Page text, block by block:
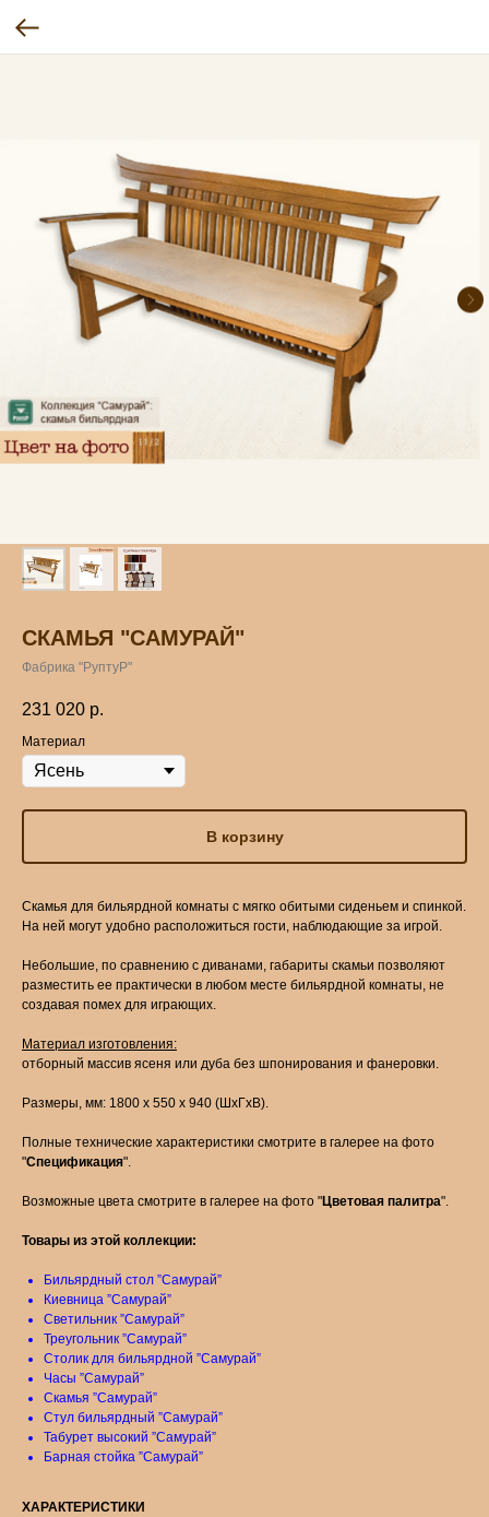
СКАМЬЯ "САМУРАЙ"
Фабрика "РуптуР"
231 020 р.
Материал
В корзину
Скамья для бильярдной комнаты с мягко обитыми сиденьем и спинкой.
На ней могут удобно расположиться гости, наблюдающие за игрой.
Небольшие, по сравнению с диванами, габариты скамьи позволяют
разместить ее практически в любом месте бильярдной комнаты, не
создавая помех для играющих.
Материал изготовления:
отборный массив ясеня или дуба без шпонирования и фанеровки.
Размеры, мм: 1800 х 550 х 940 (ШхГхВ).
Полные технические характеристики смотрите в галерее на фото
"Спецификация".
Возможные цвета смотрите в галерее на фото "Цветовая палитра".
Товары из этой коллекции:
Бильярдный стол ”Самурай”
Киевница ”Самурай”
Светильник ”Самурай”
Треугольник ”Самурай”
Столик для бильярдной ”Самурай”
Часы ”Самурай”
Скамья ”Самурай”
Стул бильярдный ”Самурай”
Табурет высокий ”Самурай”
Барная стойка ”Самурай”
ХАРАКТЕРИСТИКИ